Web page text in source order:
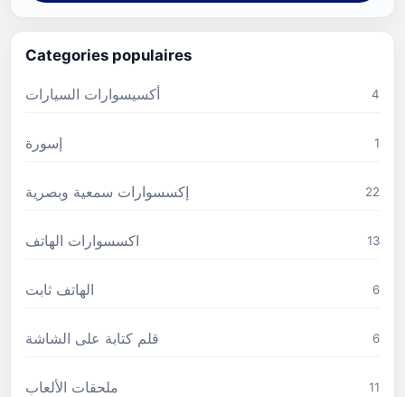
Categories populaires
أكسيسوارات السيارات 4
إسورة 1
إكسسوارات سمعية وبصرية 22
اكسسوارات الهاتف 13
الهاتف ثابت 6
قلم كتابة على الشاشة 6
ملحقات الألعاب 11